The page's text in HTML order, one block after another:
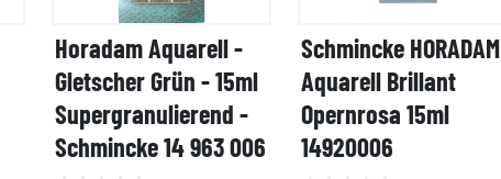
Horadam Aquarell -
Gletscher Grün - 15ml
Supergranulierend -
Schmincke 14 963 006
Schmincke HORADAM
Aquarell Brillant
Opernrosa 15ml
14920006